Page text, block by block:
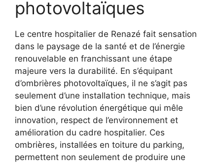
photovoltaïques
Le centre hospitalier de Renazé fait sensation
dans le paysage de la santé et de l’énergie
renouvelable en franchissant une étape
majeure vers la durabilité. En s’équipant
d’ombrières photovoltaïques, il ne s’agit pas
seulement d’une installation technique, mais
bien d’une révolution énergétique qui mêle
innovation, respect de l’environnement et
amélioration du cadre hospitalier. Ces
ombrières, installées en toiture du parking,
permettent non seulement de produire une